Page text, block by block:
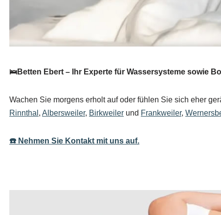
🛌Betten Ebert – Ihr Experte für Wassersysteme sowie
Wachen Sie morgens erholt auf oder fühlen Sie sich eher
Rinnthal , Albersweiler, Birkweiler und Frankweiler,
☎️ Nehmen Sie Kontakt mit uns auf.